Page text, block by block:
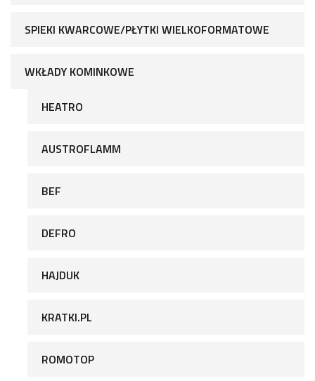
SPIEKI KWARCOWE/PŁYTKI WIELKOFORMATOWE
WKŁADY KOMINKOWE
HEATRO
AUSTROFLAMM
BEF
DEFRO
HAJDUK
KRATKI.PL
ROMOTOP